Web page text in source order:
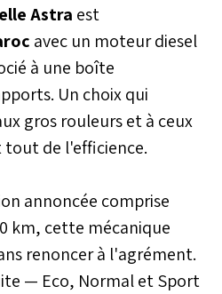
Astra est
avec un moteur diesel
à une boîte
Un choix qui
gros rouleurs et à ceux
de l'efficience.
annoncée comprise
km, cette mécanique
renoncer à l'agrément.
— Eco, Normal et Sport